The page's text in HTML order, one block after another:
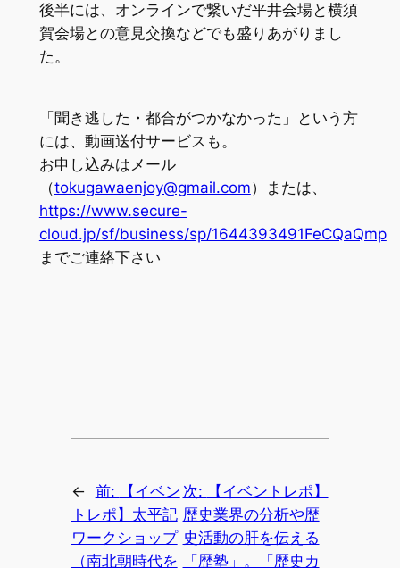
後半には、オンラインで繋いだ平井会場と横須
賀会場との意見交換などでも盛りあがりまし
た。
「聞き逃した・都合がつかなかった」という方
には、動画送付サービスも。
お申し込みはメール
（tokugawaenjoy@gmail.com）または、
https://www.secure-
cloud.jp/sf/business/sp/1644393491FeCQaQmp
までご連絡下さい
← 前:
【イベン
トレポ】太平記
ワークショップ
（南北朝時代を
次:
【イベントレポ】
歴史業界の分析や歴
史活動の肝を伝える
「歴塾」。「歴史カ